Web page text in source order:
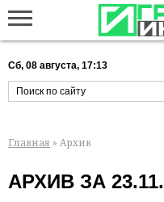
Сб, 08 августа, 17:13
Главная » Архив
АРХИВ ЗА